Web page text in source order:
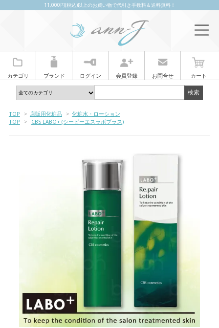
11,000円(税込)以上のお買い物で代引き手数料＆送料無料！
カテゴリ ブランド ログイン 会員登録 お問合せ カート
TOP > 店販用化粧品 > 化粧水・ローション
TOP
> CBS LABO+ (シービーエスラボプラス)